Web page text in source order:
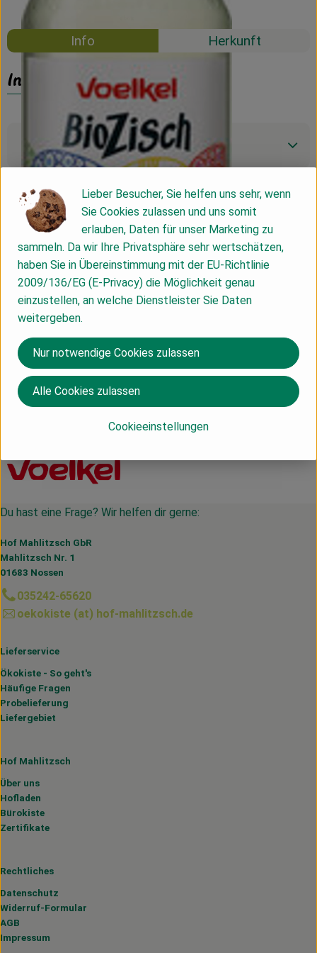
Info Herkunft
Info
Produktinformationen
Zutaten
Nährwert-Info
Produktdatenblatt
Herkunft
Deutschland
Du hast eine Frage? Wir helfen dir gerne:
Hof Mahlitzsch GbR
Mahlitzsch Nr. 1
01683 Nossen
035242-65620
oekokiste (at) hof-mahlitzsch.de
Lieferservice
Ökokiste - So geht's
Häufige Fragen
Probelieferung
Liefergebiet
Hof Mahlitzsch
Über uns
Hofladen
Bürokiste
Zertifikate
Rechtliches
Datenschutz
Widerruf-Formular
AGB
Impressum
Lieber Besucher, Sie helfen uns sehr, wenn
Sie Cookies zulassen und uns somit
erlauben, Daten für unser Marketing zu
sammeln. Da wir Ihre Privatsphäre sehr wertschätzen,
haben Sie in Übereinstimmung mit der EU-Richtlinie
2009/136/EG (E-Privacy) die Möglichkeit genau
einzustellen, an welche Dienstleister Sie Daten
weitergeben.
Cookieeinstellungen
Nur notwendige Cookies zulassen
Alle Cookies zulassen